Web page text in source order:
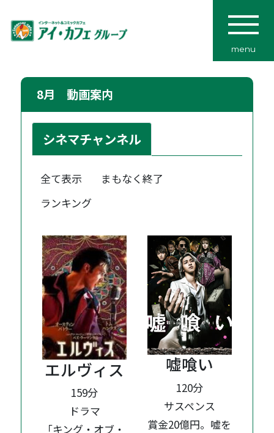
menu
8月 動画案内
シネマチャンネル
全て表示
まもなく終了
ランキング
エルヴィス
159分
ドラマ
「キング・オブ・
嘘喰い
120分
サスペンス
賞金20億円。嘘を